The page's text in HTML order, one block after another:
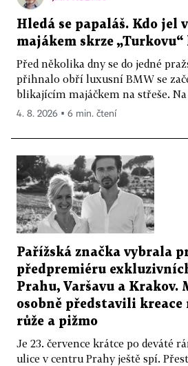
Hledá se papaláš. Kdo jel
majákem skrze
Před několika dny se do jedné
přihnalo obří luxusní BMW se
blikajícím majáčkem na střeše. Na
4. 8. 2026 ▪ 6 min. čtení
Pařížská značka vybrala
předpremiéru
Prahu, Varšavu a Krakov.
osobně představili kreace
růže a pižmo
Je 23. července krátce po deváté
ulice v centru Prahy ještě spí.